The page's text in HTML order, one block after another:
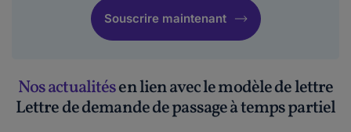
Souscrire maintenant
Nos actualitésen lien avec le modèle de lettre
Lettre de demande de passage à temps partiel